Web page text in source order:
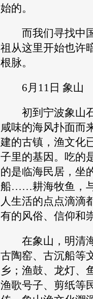
始的。
而我们寻找中
祖从这里开始也许
根脉。
6月11日 象山
初到宁波象山
咸味的海风扑面而
建的古镇，渔文化
子里的基因。吃的
的是临海民居，坐
船……耕海牧鱼，
人生活的点点滴滴
有的风俗、信仰和
在象山，明清
古陶窑、古沉船等
乡；渔鼓、龙灯、
渔歌号子、剪纸等